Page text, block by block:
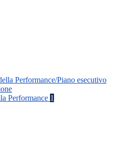
Performance/Piano esecutivo
Performance 1